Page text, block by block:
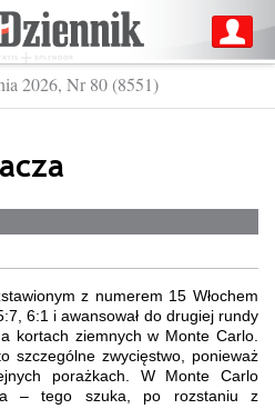
2026, Nr 80 (8551)
z numerem 15 Włochem
6:1 i awansował do drugiej rundy
kortach ziemnych w Monte Carlo.
szczególne zwycięstwo, ponieważ
porażkach. W Monte Carlo
– tego szuka, po rozstaniu z